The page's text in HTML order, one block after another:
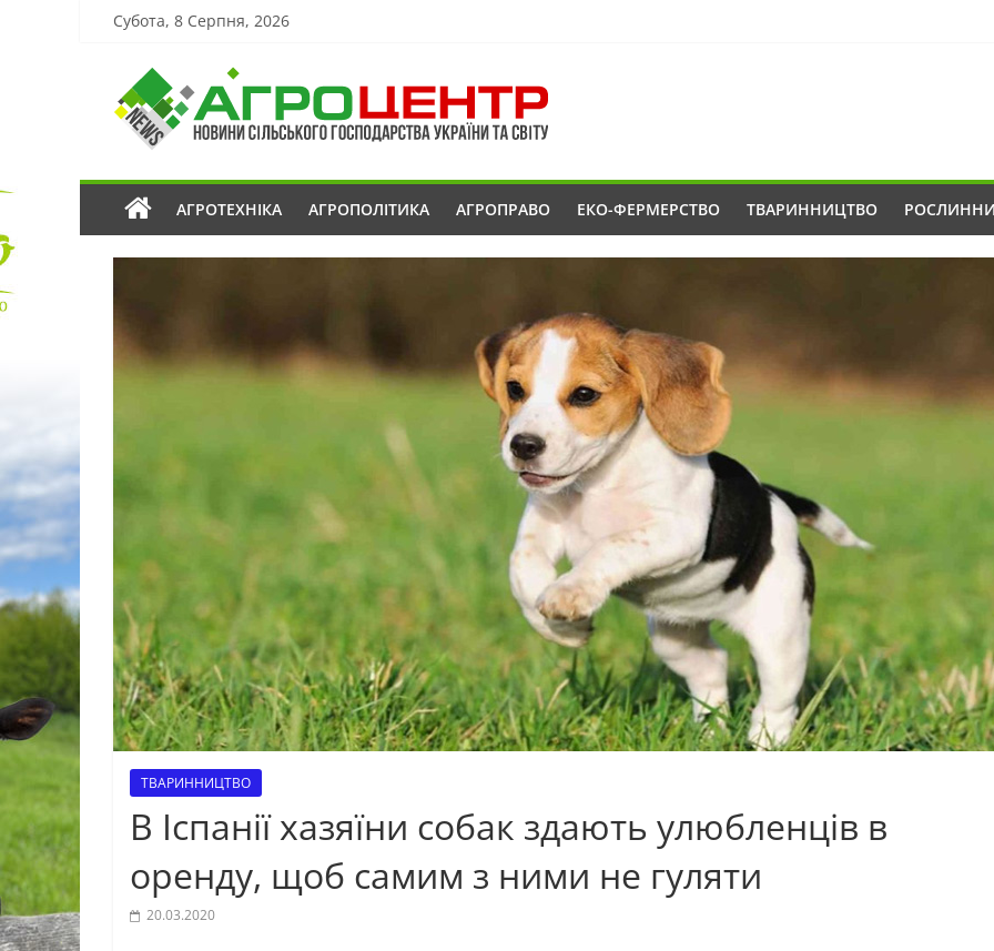
Субота, 8 Серпня, 2026
АГРОТЕХНІКА АГРОПОЛІТИКА АГРОПРАВО ЕКО-ФЕРМЕРСТВО ТВАРИННИЦТВО
ТВАРИННИЦТВО
В Іспанії хазяїни собак здають улюбленців в
оренду, щоб самим з ними не гуляти
20.03.2020